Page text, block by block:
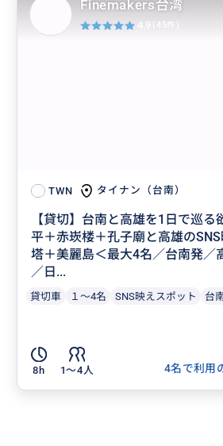
TWN タイナン（台南）
【貸切】台南と高雄を1日で巡
平＋赤崁楼＋孔子廟と高雄の
塔＋美麗島＜最大4名／台南発／
／日...
貸切車 １～4名 SNS映えスポット 台
8h 1〜4人
4名で利用
Finemakers台湾
4.9 (45件)